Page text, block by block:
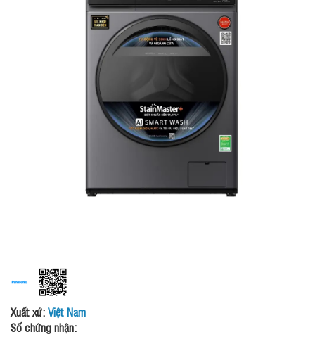
Xuất xứ:Việt Nam
Số chứng nhận: